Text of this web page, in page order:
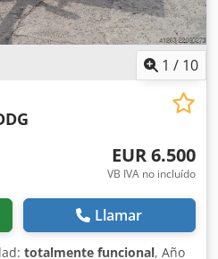
1 / 10
EUR 6.500
VB IVA no incluído
Llamar
totalmente funcional, Año